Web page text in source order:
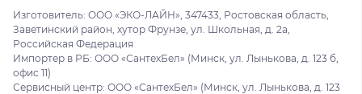
Изготовитель: ООО «ЭКО-ЛАЙН», 347433, Ростовская область,
Заветинский район, хутор Фрунзе, ул. Школьная, д. 2а,
Российская Федерация
Импортер в РБ: ООО «СантехБел» (Минск, ул. Лынькова, д. 123 б,
офис 11)
Сервисный центр: ООО «СантехБел» (Минск, ул. Лынькова, д. 123